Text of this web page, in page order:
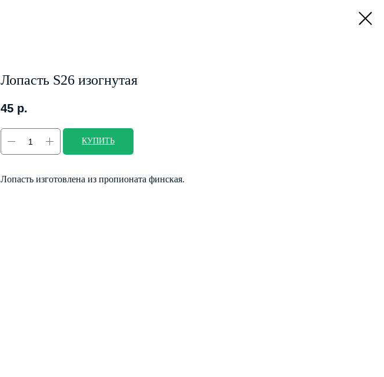
Лопасть S26 изогнутая
45 р.
КУПИТЬ
Лопасть изготовлена из пропионата финская.